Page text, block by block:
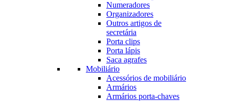
Numeradores
Organizadores
Outros artigos de
secretária
Porta clips
Porta lápis
Saca agrafes
Mobiliário
Acessórios de mobiliário
Armários
Armários porta-chaves